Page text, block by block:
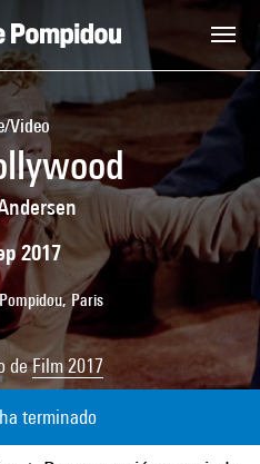
Video
2017
Paris
deFilm 2017
terminado